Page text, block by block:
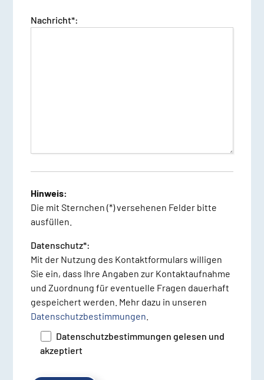
Nachricht*:
Dieses Feld ist nur ein Spamschutzfeld.
Hinweis:
Die mit Sternchen (*) versehenen Felder bitte
ausfüllen.
Datenschutz*:
Mit der Nutzung des Kontaktformulars willigen
Sie ein, dass Ihre Angaben zur Kontaktaufnahme
und Zuordnung für eventuelle Fragen dauerhaft
gespeichert werden. Mehr dazu in unseren
Datenschutzbestimmungen
Datenschutzbestimmungen gelesen und
akzeptiert